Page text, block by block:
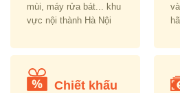
mùi, máy rửa bát... khu
vực nội thành Hà Nội
Chiết khấu